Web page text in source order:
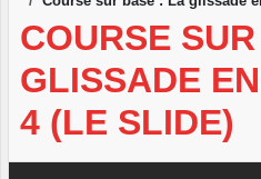
COURSE
GLISSADE
4 (LE SLIDE)